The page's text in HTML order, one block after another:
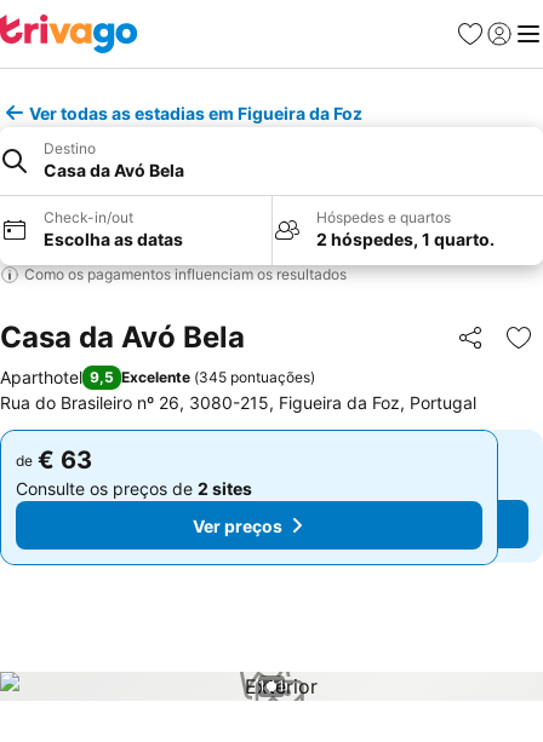
Favoritos
Iniciar
Ver todas as estadias em Figueira da Foz
Destino
Casa da Avó Bela
Check-in/out
Escolha as datas
Hóspedes e quartos
2 hóspedes, 1 quarto.
Como os pagamentos influenciam os resultados
Casa da Avó Bela Partilhar
Aparthotel 9,5 Excelente (345 pontuações)
Rua do Brasileiro nº 26, 3080-215, Figueira da Foz, Portugal
de € 63
Consulte os preços de 2 sites
Ver preços
de € 63
Consulte os preços de 2 sites
Ver preços
1 / 1